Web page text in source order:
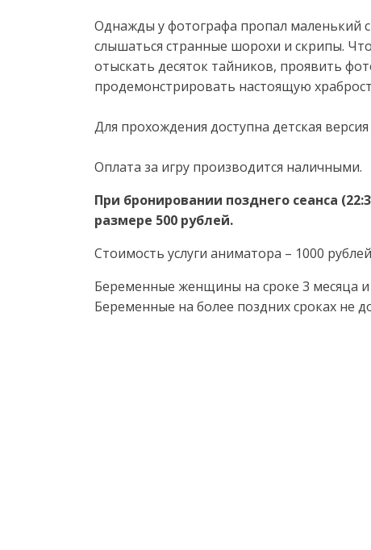
Однажды у фотографа пропал маленький
слышаться странные шорохи и скрипы.
отыскать десяток тайников, проявить
продемонстрировать настоящую
Для прохождения доступна детская
Оплата за игру производится наличными.
При бронировании позднего сеанса
размере 500 рублей.
Стоимость услуги аниматора – 1000
Беременные женщины на сроке 3 месяца и
Беременные на более поздних сроках не